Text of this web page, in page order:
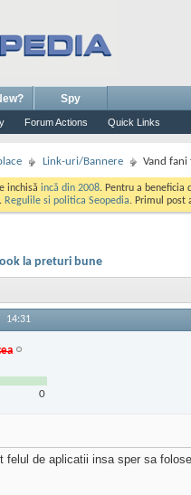
Forum Actions Quick Links
Spy
Link-uri/Bannere Vand
inchisă incă din 2008. Pentru a beneficia
Regulile si politica Seopedia. Primul post
la preturi bune
14:31
0
felul de aplicatii insa sper sa